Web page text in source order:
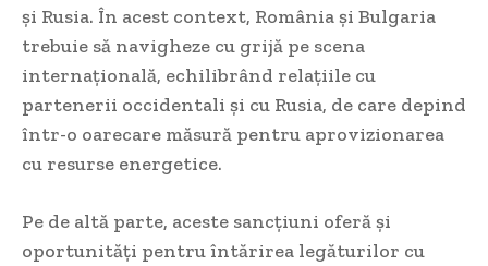
și Rusia. În acest context, România și Bulgaria
trebuie să navigheze cu grijă pe scena
internațională, echilibrând relațiile cu
partenerii occidentali și cu Rusia, de care depind
într-o oarecare măsură pentru aprovizionarea
cu resurse energetice.
Pe de altă parte, aceste sancțiuni oferă și
oportunități pentru întărirea legăturilor cu